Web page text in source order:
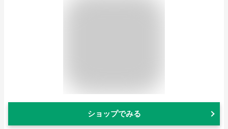
ショップでみる